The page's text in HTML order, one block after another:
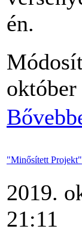
én.
"Minősített Projekt"
2019.
21:11